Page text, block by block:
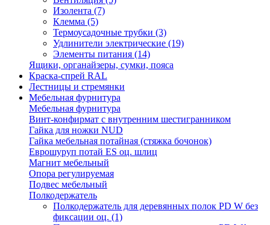
Изолента (7)
Клемма (5)
Термоусадочные трубки (3)
Удлинители электрические (19)
Элементы питания (14)
Ящики, органайзеры, сумки, пояса
Краска-спрей RAL
Лестницы и стремянки
Мебельная фурнитура
Мебельная фурнитура
Винт-конфирмат с внутренним шестигранником
Гайка для ножки NUD
Гайка мебельная потайная (стяжка бочонок)
Еврошуруп потай ES оц. шлиц
Магнит мебельный
Опора регулируемая
Подвес мебельный
Полкодержатель
Полкодержатель для деревянных полок PD W без
фиксации оц. (1)